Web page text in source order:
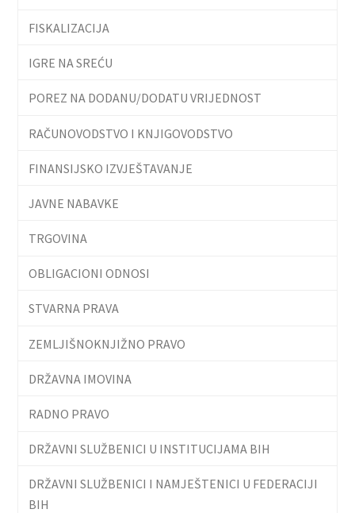
FISKALIZACIJA
IGRE NA SREĆU
POREZ NA DODANU/DODATU VRIJEDNOST
RAČUNOVODSTVO I KNJIGOVODSTVO
FINANSIJSKO IZVJEŠTAVANJE
JAVNE NABAVKE
TRGOVINA
OBLIGACIONI ODNOSI
STVARNA PRAVA
ZEMLJIŠNOKNJIŽNO PRAVO
DRŽAVNA IMOVINA
RADNO PRAVO
DRŽAVNI SLUŽBENICI U INSTITUCIJAMA BIH
DRŽAVNI SLUŽBENICI I NAMJEŠTENICI U FEDERACIJI
BIH